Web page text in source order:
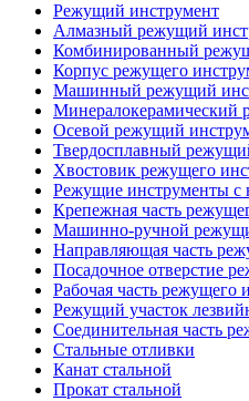
Режущий инструмент
Алмазный режущий
Комбинированный
Корпус режущего
Машинный режущий
Минералокерамический
Осевой режущий
Твердосплавный
Хвостовик режущего
Режущие инструменты
Крепежная часть
Машинно-ручной
Направляющая часть
Посадочное отверстие
Рабочая часть режущего
Режущий участок
Соединительная часть
Стальные отливки
Канат стальной
Прокат стальной